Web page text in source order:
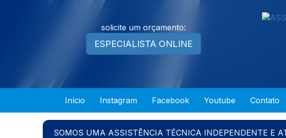
solicite um orçamento:
ESPECIALISTA ONLINE
Início Instagram Facebook Youtube Contato
SOMOS UMA ASSISTÊNCIA TÉCNICA INDEPENDENTE E